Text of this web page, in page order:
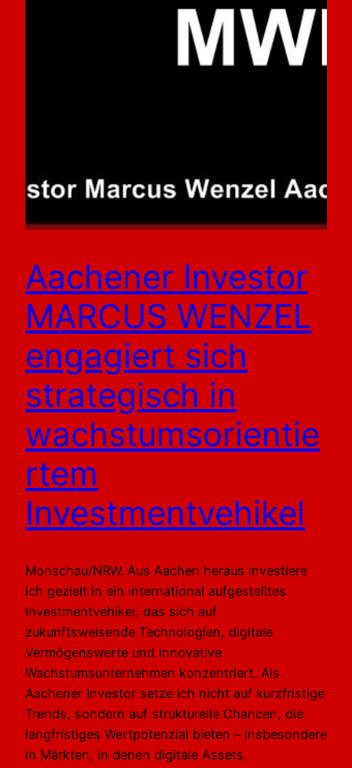
Aachener Investor
MARCUS WENZEL
engagiert sich
strategisch in
wachstumsorientie
rtem
Investmentvehikel
Monschau/NRW. Aus Aachen heraus investiere
ich gezielt in ein international aufgestelltes
Investmentvehikel, das sich auf
zukunftsweisende Technologien, digitale
Vermögenswerte und innovative
Wachstumsunternehmen konzentriert. Als
Aachener Investor setze ich nicht auf kurzfristige
Trends, sondern auf strukturelle Chancen, die
langfristiges Wertpotenzial bieten – insbesondere
in Märkten, in denen digitale Assets,